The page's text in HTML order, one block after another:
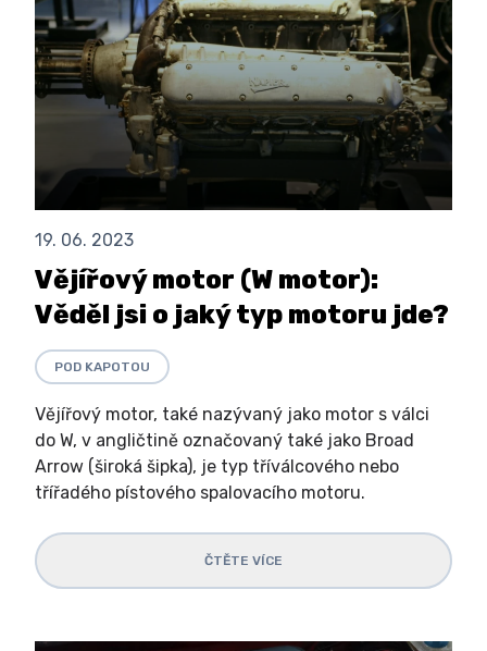
19. 06. 2023
Vějířový motor (W motor):
Věděl jsi o jaký typ motoru jde?
POD KAPOTOU
Vějířový motor, také nazývaný jako motor s válci
do W, v angličtině označovaný také jako Broad
Arrow (široká šipka), je typ tříválcového nebo
třířadého pístového spalovacího motoru.
ČTĚTE VÍCE